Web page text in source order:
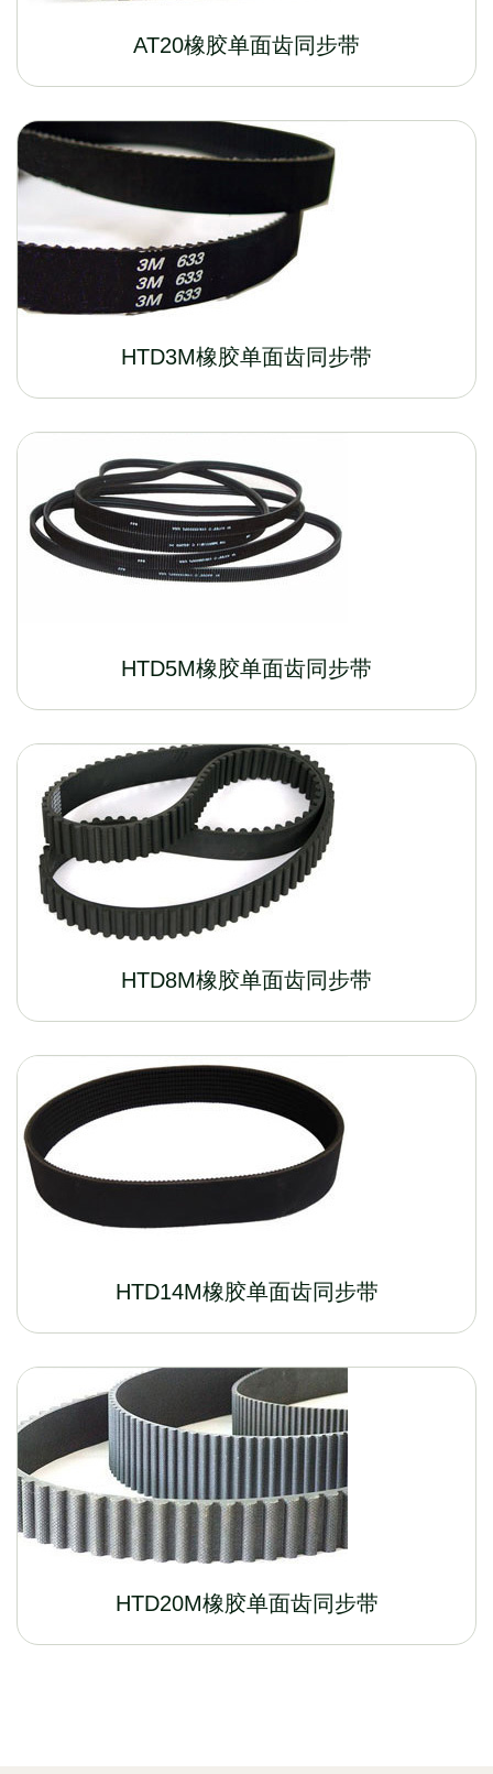
AT20橡胶单面齿同步带
HTD3M橡胶单面齿同步带
HTD5M橡胶单面齿同步带
HTD8M橡胶单面齿同步带
HTD14M橡胶单面齿同步带
HTD20M橡胶单面齿同步带